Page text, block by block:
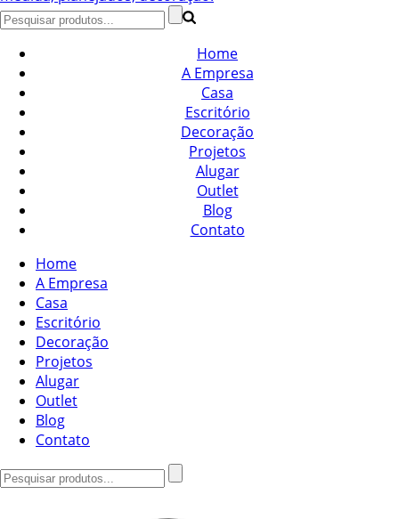
Home
A Empresa
Casa
Escritório
Decoração
Projetos
Alugar
Outlet
Blog
Contato
Home
A Empresa
Casa
Escritório
Decoração
Projetos
Alugar
Outlet
Blog
Contato